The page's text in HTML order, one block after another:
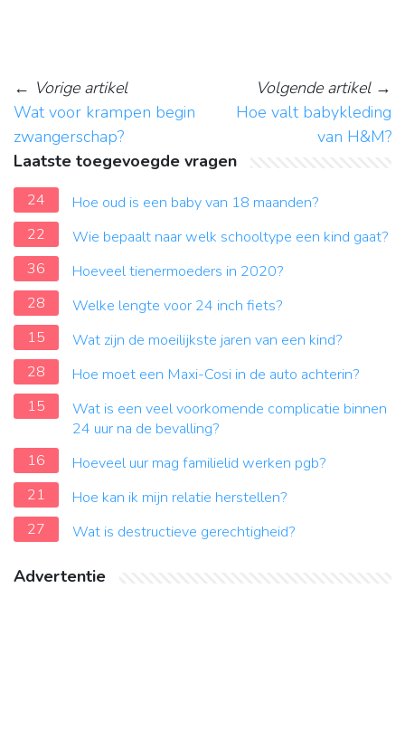
← Vorige artikel
Wat voor krampen begin
zwangerschap?
Volgende artikel→
Hoe valt babykleding
van H&M?
Laatste toegevoegde vragen
24
Hoe oud is een baby van 18 maanden?
22
Wie bepaalt naar welk schooltype een kind gaat?
36
Hoeveel tienermoeders in 2020?
28
Welke lengte voor 24 inch fiets?
15
Wat zijn de moeilijkste jaren van een kind?
28
Hoe moet een Maxi-Cosi in de auto achterin?
15
Wat is een veel voorkomende complicatie binnen
24 uur na de bevalling?
16
Hoeveel uur mag familielid werken pgb?
21
Hoe kan ik mijn relatie herstellen?
27
Wat is destructieve gerechtigheid?
Advertentie